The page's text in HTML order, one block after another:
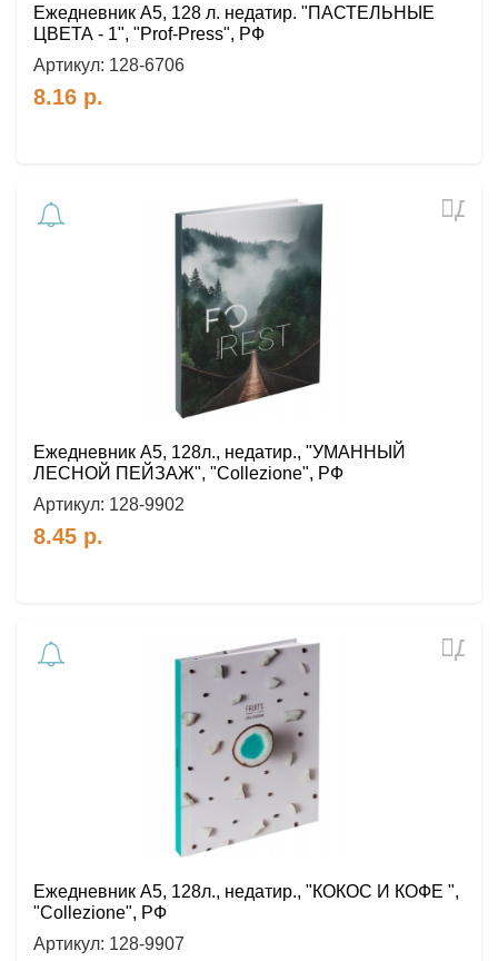
Ежедневник A5, 128 л. недатир. "ПАСТЕЛЬНЫЕ
ЦВЕТА - 1", "Prof-Press", РФ
Артикул: 128-6706
8.16 р.
Ежедневник А5, 128л., недатир., "УМАННЫЙ
ЛЕСНОЙ ПЕЙЗАЖ", "Collezione", РФ
Артикул: 128-9902
8.45 р.
Ежедневник А5, 128л., недатир., "КОКОС И КОФЕ ",
"Collezione", РФ
Артикул: 128-9907